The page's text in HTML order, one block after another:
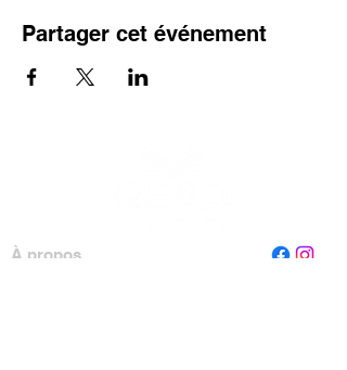
Partager cet événement
À propos